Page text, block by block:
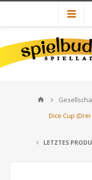
Dice Cup
LETZTES